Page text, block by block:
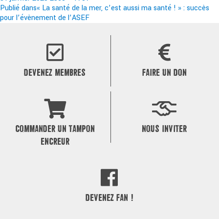
le
réelle
Navigation
de
Publié dans« La santé de la mer, c’est aussi ma santé ! » : succès
pour l’évènement de l’ASEF
DEVENEZ MEMBRES FAIRE UN DON
COMMANDER UN TAMPON
ENCREUR
NOUS INVITER
DEVENEZ FAN !